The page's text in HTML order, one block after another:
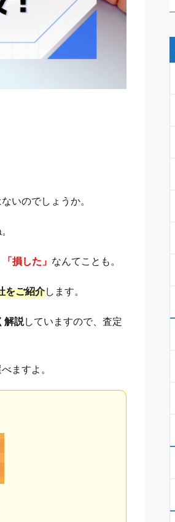
いのでしょうか。
損した」 なんてことも。
をご紹介します。
解説 していますので、査定
ますよ。